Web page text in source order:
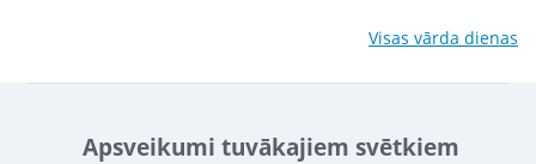
Visas vārda dienas
Apsveikumi tuvākajiem svētkiem